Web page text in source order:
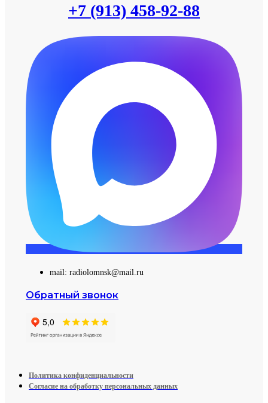
+7 (913) 458-92-88
mail: radiolomnsk@mail.ru
Обратный звонок
Политика конфиденциальности
Согласие на обработку персональных данных